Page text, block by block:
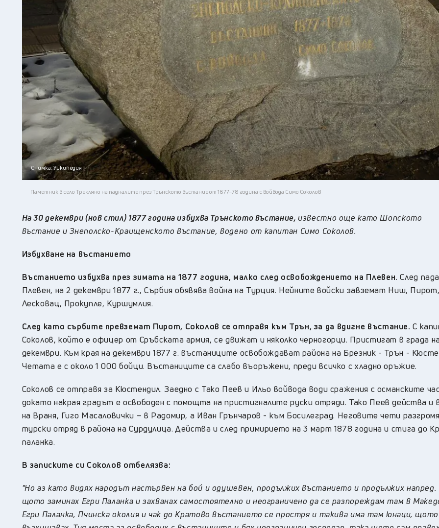
Плевен , 22°C
Пловдив , 22°C
Разград , 21°C
Русе, 23°C
Силистра, 22°C
Сливен , 21°C
Смолян, 16°C
София, 21°C
Стара Загора, 20°C
Търговище , 22°C
Хасково, 24°C
Шумен, 21°C
Ямбол , 22°C
Снимка: Уикипедия
Паметник в село Трекляно на падналите през Трънското въстание от 1877–78 година с войвода Симо Соколов
На 30 декември (нов стил) 1877 година избухва Трънското въстание,известно още като Шопското
въстание и Знеполско-Краищенското въстание, водено от капитан Симо Соколов.
Избухване на въстанието
Въстанието избухва през зимата на 1877 година, малко след освобождението на Плевен.След
Плевен, на 2 декември 1877 г., Сърбия обявява война на Турция. Нейните войски завземат Ниш,
Лесковац, Прокупле, Куршумлия.
След като сърбите превземат Пирот, Соколов се отправя към Трън, за да вдигне въстание. С
Соколов, който е офицер от Сръбската армия, се движат и няколко черногорци. Пристигат в града
декември. Към края на декември 1877 г. въстаниците освобождават района на Брезник - Трън -
Четата е с около 1 000 бойци. Въстаниците са слабо въоръжени, преди всичко с хладно оръжие.
Соколов се отправя за Кюстендил. Заедно с Тако Пеев и Ильо войвода води сражения с османските
докато накрая градът е освободен с помощта на пристигналите руски отряди. Тако Пеев действа и
на Враня, Гиго Масаловички – в Радомир, а Иван Грънчаров - към Босилеград. Неговите чети
турски отряд в района на Сурдулица. Действа и след примирието на 3 март 1878 година и стига до
паланка.
В записките си Соколов отбелязва:
"Но аз като видях народът настървен на бой и одушевен, продължих въстанието и продължих напред.
щото заминах Егри Паланка и захванах самостоятелно и неограничено да се разпореждам там в
Егри Паланка, Пчинска околия и чак до Кратово въстанието се простря и такива има там юнаци, щото